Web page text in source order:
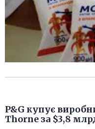
P&G купує
Thorne за $3,8